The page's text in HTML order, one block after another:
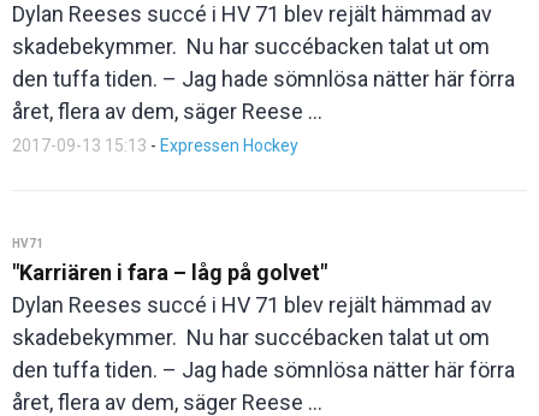
Dylan Reeses succé i HV 71 blev rejält hämmad av
skadebekymmer. Nu har succébacken talat ut om
den tuffa tiden. – Jag hade sömnlösa nätter här förra
året, flera av dem, säger Reese ...
2017-09-13 15:13 - Expressen Hockey
HV71
"Karriären i fara – låg på golvet"
Dylan Reeses succé i HV 71 blev rejält hämmad av
skadebekymmer. Nu har succébacken talat ut om
den tuffa tiden. – Jag hade sömnlösa nätter här förra
året, flera av dem, säger Reese ...